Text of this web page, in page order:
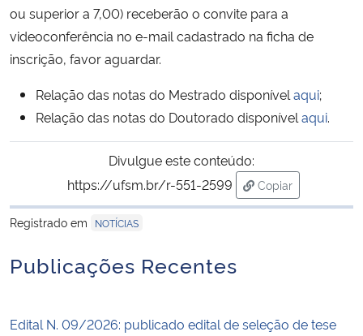
Secretaria-Geral
Secretaria de Governo
Gabinete de Segurança Institucional
Advocacia-Geral da União
ou superior a 7,00) receberão o convite para a
videoconferência no e-mail cadastrado na ficha de
inscrição, favor aguardar.
Relação das notas do Mestrado disponível aqui;
Relação das notas do Doutorado disponível aqui.
Divulgue este conteúdo:
https://ufsm.br/r-551-2599
Copiar
para área de
Registrado em
NOTÍCIAS
Publicações Recentes
Edital N. 09/2026: publicado edital de seleção de tese